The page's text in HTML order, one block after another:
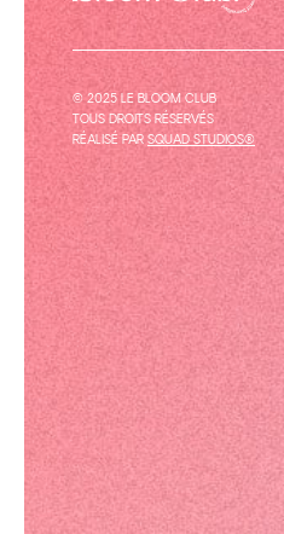
© 2025 LE BLOOM CLUB
TOUS DROITS RÉSERVÉS
RÉALISÉ PAR SQUAD STUDIOS®